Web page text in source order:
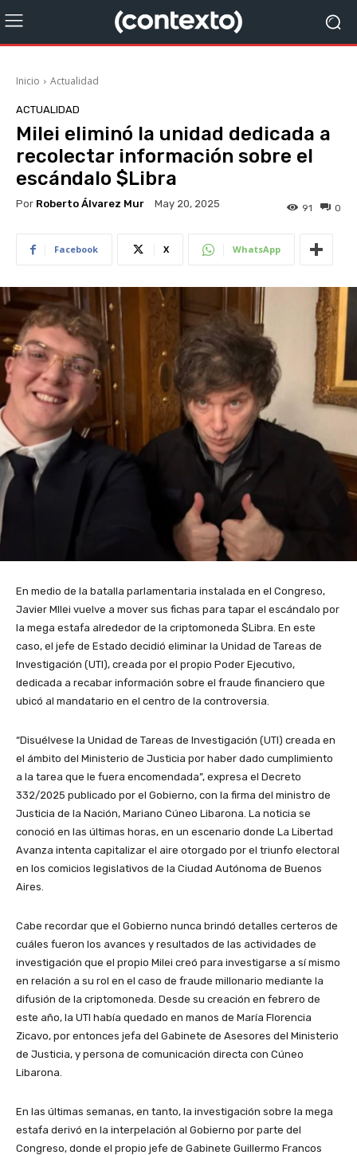
Inicio Actualidad
ACTUALIDAD
Milei eliminó la unidad dedicada a
recolectar información sobre el
escándalo $Libra
Por Roberto Álvarez Mur May 20, 2025 0
91
Facebook X WhatsApp
En medio de la batalla parlamentaria instalada en el Congreso,
Javier MIlei vuelve a mover sus fichas para tapar el escándalo por
la mega estafa alrededor de la criptomoneda $Libra. En este
caso, el jefe de Estado decidió eliminar la Unidad de Tareas de
Investigación (UTI), creada por el propio Poder Ejecutivo,
dedicada a recabar información sobre el fraude financiero que
ubicó al mandatario en el centro de la controversia.
“Disuélvese la Unidad de Tareas de Investigación (UTI) creada en
el ámbito del Ministerio de Justicia por haber dado cumplimiento
a la tarea que le fuera encomendada”, expresa el Decreto
332/2025 publicado por el Gobierno, con la firma del ministro de
Justicia de la Nación, Mariano Cúneo Libarona. La noticia se
conoció en las últimas horas, en un escenario donde La Libertad
Avanza intenta capitalizar el aire otorgado por el triunfo electoral
en los comicios legislativos de la Ciudad Autónoma de Buenos
Aires.
Cabe recordar que el Gobierno nunca brindó detalles certeros de
cuáles fueron los avances y resultados de las actividades de
investigación que el propio Milei creó para investigarse a sí mismo
en relación a su rol en el caso de fraude millonario mediante la
difusión de la criptomoneda. Desde su creación en febrero de
este año, la UTI había quedado en manos de María Florencia
Zicavo, por entonces jefa del Gabinete de Asesores del Ministerio
de Justicia, y persona de comunicación directa con Cúneo
Libarona.
En las últimas semanas, en tanto, la investigación sobre la mega
estafa derivó en la interpelación al Gobierno por parte del
Congreso, donde el propio jefe de Gabinete Guillermo Francos